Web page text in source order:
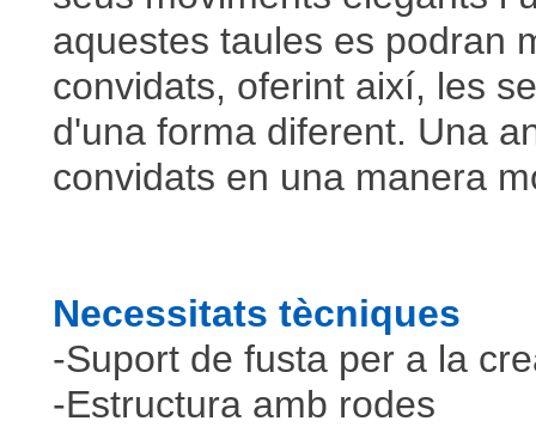
aquestes taules es podran
convidats, oferint així, les
d'una forma diferent. Una
convidats en una manera
Necessitats tècniques
-Suport de fusta per a la
-Estructura amb rodes